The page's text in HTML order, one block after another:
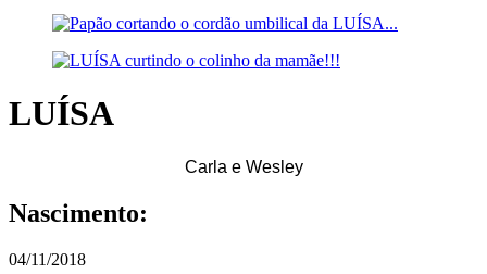
LUÍSA
Carla e Wesley
Nascimento:
04/11/2018